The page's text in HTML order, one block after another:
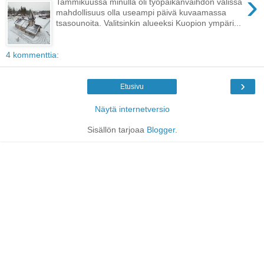
mahdollisuus olla useampi päivä kuvaamassa
tsasounoita. Valitsinkin alueeksi Kuopion ympäri...
4 kommenttia:
›
Etusivu
Näytä internetversio
Sisällön tarjoaa Blogger.